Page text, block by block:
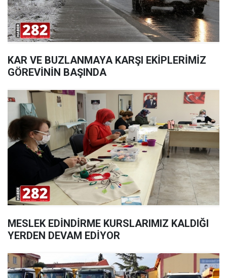
KAR VE BUZLANMAYA KARŞI EKİPLERİMİZ
GÖREVİNİN BAŞINDA
MESLEK EDİNDİRME KURSLARIMIZ KALDIĞI
YERDEN DEVAM EDİYOR